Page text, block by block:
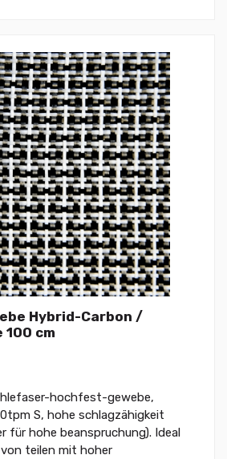
Hybrid-Carbon /
cm
hochfest-gewebe,
S, hohe schlagzähigkeit
für hohe beanspruchung). Ideal
teilen mit hoher